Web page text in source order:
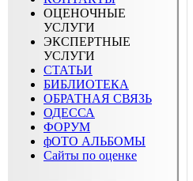
ОЦЕНОЧНЫЕ
УСЛУГИ
ЭКСПЕРТНЫЕ
УСЛУГИ
СТАТЬИ
БИБЛИОТЕКА
ОБРАТНАЯ СВЯЗЬ
ОДЕССА
ФОРУМ
фОТО АЛЬБОМЫ
Сайты по оценке